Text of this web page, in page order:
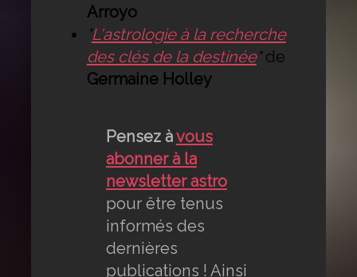
Arroyo
"L'astrologie à la recherche
des clés de la destinée"de
Germaine Holley
Pensez àvous
abonner à la
newsletter astro
pour être tenus
informés des
dernières
publications ! Ainsi